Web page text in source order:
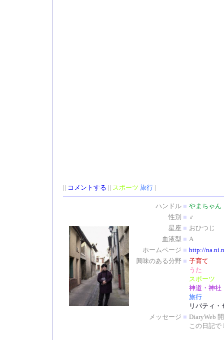
|| コメントする || スポーツ 旅行|
ハンドル ■ やまちゃん
性別 ■ ♂
星座 ■ おひつじ
血液型 ■ A
ホームページ ■ http://
興味のある分野 ■ 子育て
うた
スポーツ
神道・神社
旅行
リバティ
メッセージ ■ DiaryWeb
この日記